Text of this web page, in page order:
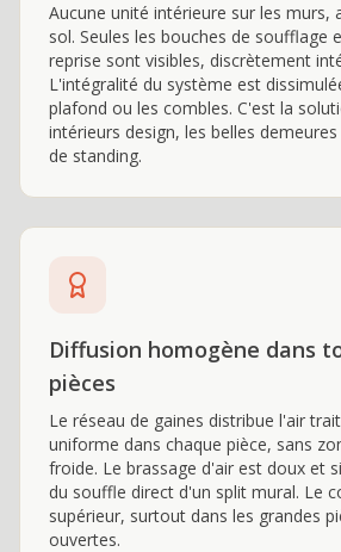
Aucune unité intérieure sur les murs,
sol. Seules les bouches de soufflage
reprise sont visibles, discrètement
L'intégralité du système est
plafond ou les combles. C'est la
intérieurs design, les belles
de standing.
Diffusion homogène dans
pièces
Le réseau de gaines distribue l'air
uniforme dans chaque pièce, sans
froide. Le brassage d'air est doux et
du souffle direct d'un split mural. Le
supérieur, surtout dans les grandes
ouvertes.